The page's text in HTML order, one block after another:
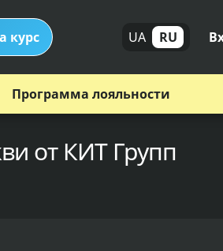
курс UA RU
Программа лояльности
от КИТ Групп